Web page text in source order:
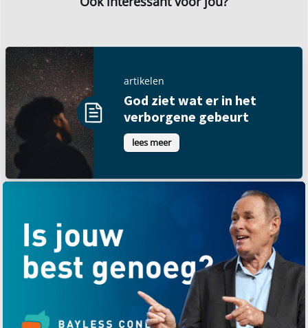
artikelen
God ziet wat er in het
verborgene gebeurt
lees meer